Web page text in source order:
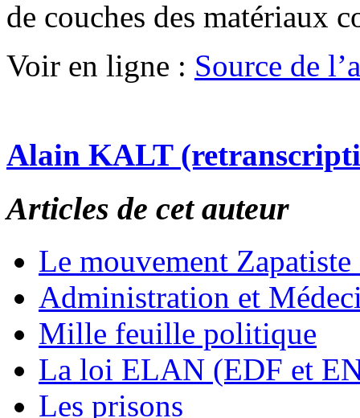
de couches des matériaux
Voir en ligne : Source de
Alain KALT
Articles de cet auteur
Le mouvement
Administration et
Mille feuille politique
La loi ELAN (EDF et
Les prisons